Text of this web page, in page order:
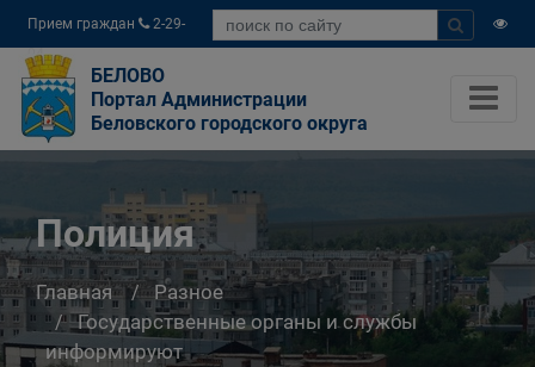
Прием граждан
2-29-
04
БЕЛОВО
Портал Администрации
Беловского городского округа
Полиция
Главная
Разное
Государственные органы и службы
информируют